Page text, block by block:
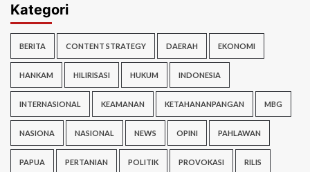
Kategori
BERITA CONTENT STRATEGY DAERAH EKONOMI
HANKAM HILIRISASI HUKUM INDONESIA
INTERNASIONAL KEAMANAN KETAHANANPANGAN MBG
NASIONA NASIONAL NEWS OPINI PAHLAWAN
PAPUA PERTANIAN POLITIK PROVOKASI RILIS